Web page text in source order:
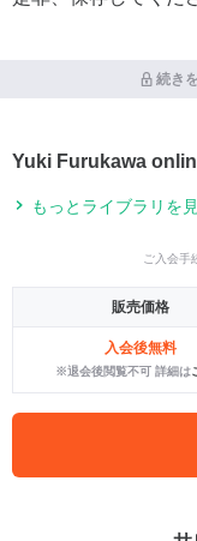
続き
Yuki Furukawa
もっとライブラリを
ご入会手
販売価格
入会後無料
※退会後閲覧不可 詳細は